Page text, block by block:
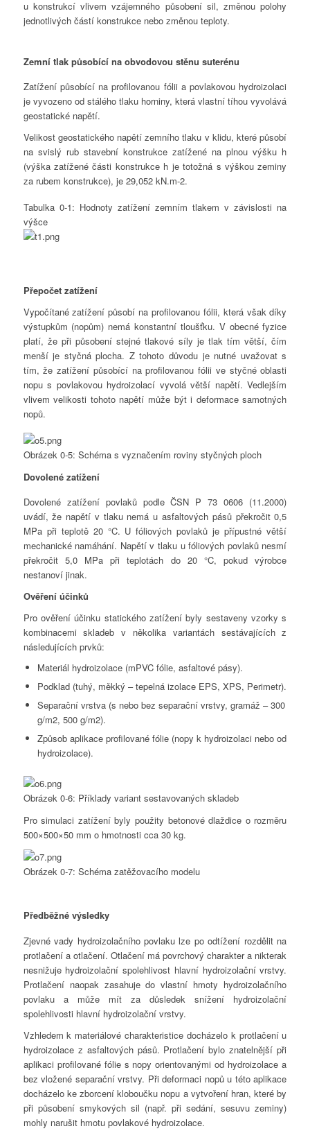
u konstrukcí vlivem vzájemného působení sil, změnou polohy
jednotlivých částí konstrukce nebo změnou teploty.
Zemní tlak působící na obvodovou stěnu suterénu
Zatížení působící na profilovanou fólii a povlakovou hydroizolaci
je vyvozeno od stálého tlaku horniny, která vlastní tíhou vyvolává
geostatické napětí.
Velikost geostatického napětí zemního tlaku v klidu, které působí
na svislý rub stavební konstrukce zatížené na plnou výšku h
(výška zatížené části konstrukce h je totožná s výškou zeminy
za rubem konstrukce), je 29,052 kN.m-2.
Tabulka 0-1: Hodnoty zatížení zemním tlakem v závislosti na
výšce
Přepočet zatížení
Vypočítané zatížení působí na profilovanou fólii, která však díky
výstupkům (nopům) nemá konstantní tloušťku. V obecné fyzice
platí, že při působení stejné tlakové síly je tlak tím větší, čím
menší je styčná plocha. Z tohoto důvodu je nutné uvažovat s
tím, že zatížení působící na profilovanou fólii ve styčné oblasti
nopu s povlakovou hydroizolací vyvolá větší napětí. Vedlejším
vlivem velikosti tohoto napětí může být i deformace samotných
nopů.
Obrázek 0-5: Schéma s vyznačením roviny styčných ploch
Dovolené zatížení
Dovolené zatížení povlaků podle ČSN P 73 0606 (11.2000)
uvádí, že napětí v tlaku nemá u asfaltových pásů překročit 0,5
MPa při teplotě 20 °C. U fóliových povlaků je přípustné větší
mechanické namáhání. Napětí v tlaku u fóliových povlaků nesmí
překročit 5,0 MPa při teplotách do 20 °C, pokud výrobce
nestanoví jinak.
Ověření účinků
Pro ověření účinku statického zatížení byly sestaveny vzorky s
kombinacemi skladeb v několika variantách sestávajících z
následujících prvků:
Materiál hydroizolace (mPVC fólie, asfaltové pásy).
Podklad (tuhý, měkký – tepelná izolace EPS, XPS, Perimetr).
Separační vrstva (s nebo bez separační vrstvy, gramáž – 300
g/m2, 500 g/m2).
Způsob aplikace profilované fólie (nopy k hydroizolaci nebo od
hydroizolace).
Obrázek 0-6: Příklady variant sestavovaných skladeb
Pro simulaci zatížení byly použity betonové dlaždice o rozměru
500×500×50 mm o hmotnosti cca 30 kg.
Obrázek 0-7: Schéma zatěžovacího modelu
Předběžné výsledky
Zjevné vady hydroizolačního povlaku lze po odtížení rozdělit na
protlačení a otlačení. Otlačení má povrchový charakter a nikterak
nesnižuje hydroizolační spolehlivost hlavní hydroizolační vrstvy.
Protlačení naopak zasahuje do vlastní hmoty hydroizolačního
povlaku a může mít za důsledek snížení hydroizolační
spolehlivosti hlavní hydroizolační vrstvy.
Vzhledem k materiálové charakteristice docházelo k protlačení u
hydroizolace z asfaltových pásů. Protlačení bylo znatelnější při
aplikaci profilované fólie s nopy orientovanými od hydroizolace a
bez vložené separační vrstvy. Při deformaci nopů u této aplikace
docházelo ke zborcení kloboučku nopu a vytvoření hran, které by
při působení smykových sil (např. při sedání, sesuvu zeminy)
mohly narušit hmotu povlakové hydroizolace.